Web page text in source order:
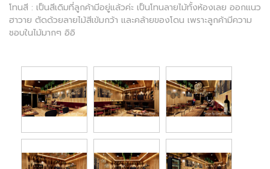
โทนสี : เป็นสีเดิมที่ลูกค้ามีอยู่แล้วค่ะ เป็นโทนลายไม้ทั้งห้องเลย ออกแนว
ฮาวาย ตัดด้วยลายไม้สีเข้มกว้า และคล้ายของโดน เพราะลูกค้ามีความ
ชอบในไม้มากๆ อิอิ